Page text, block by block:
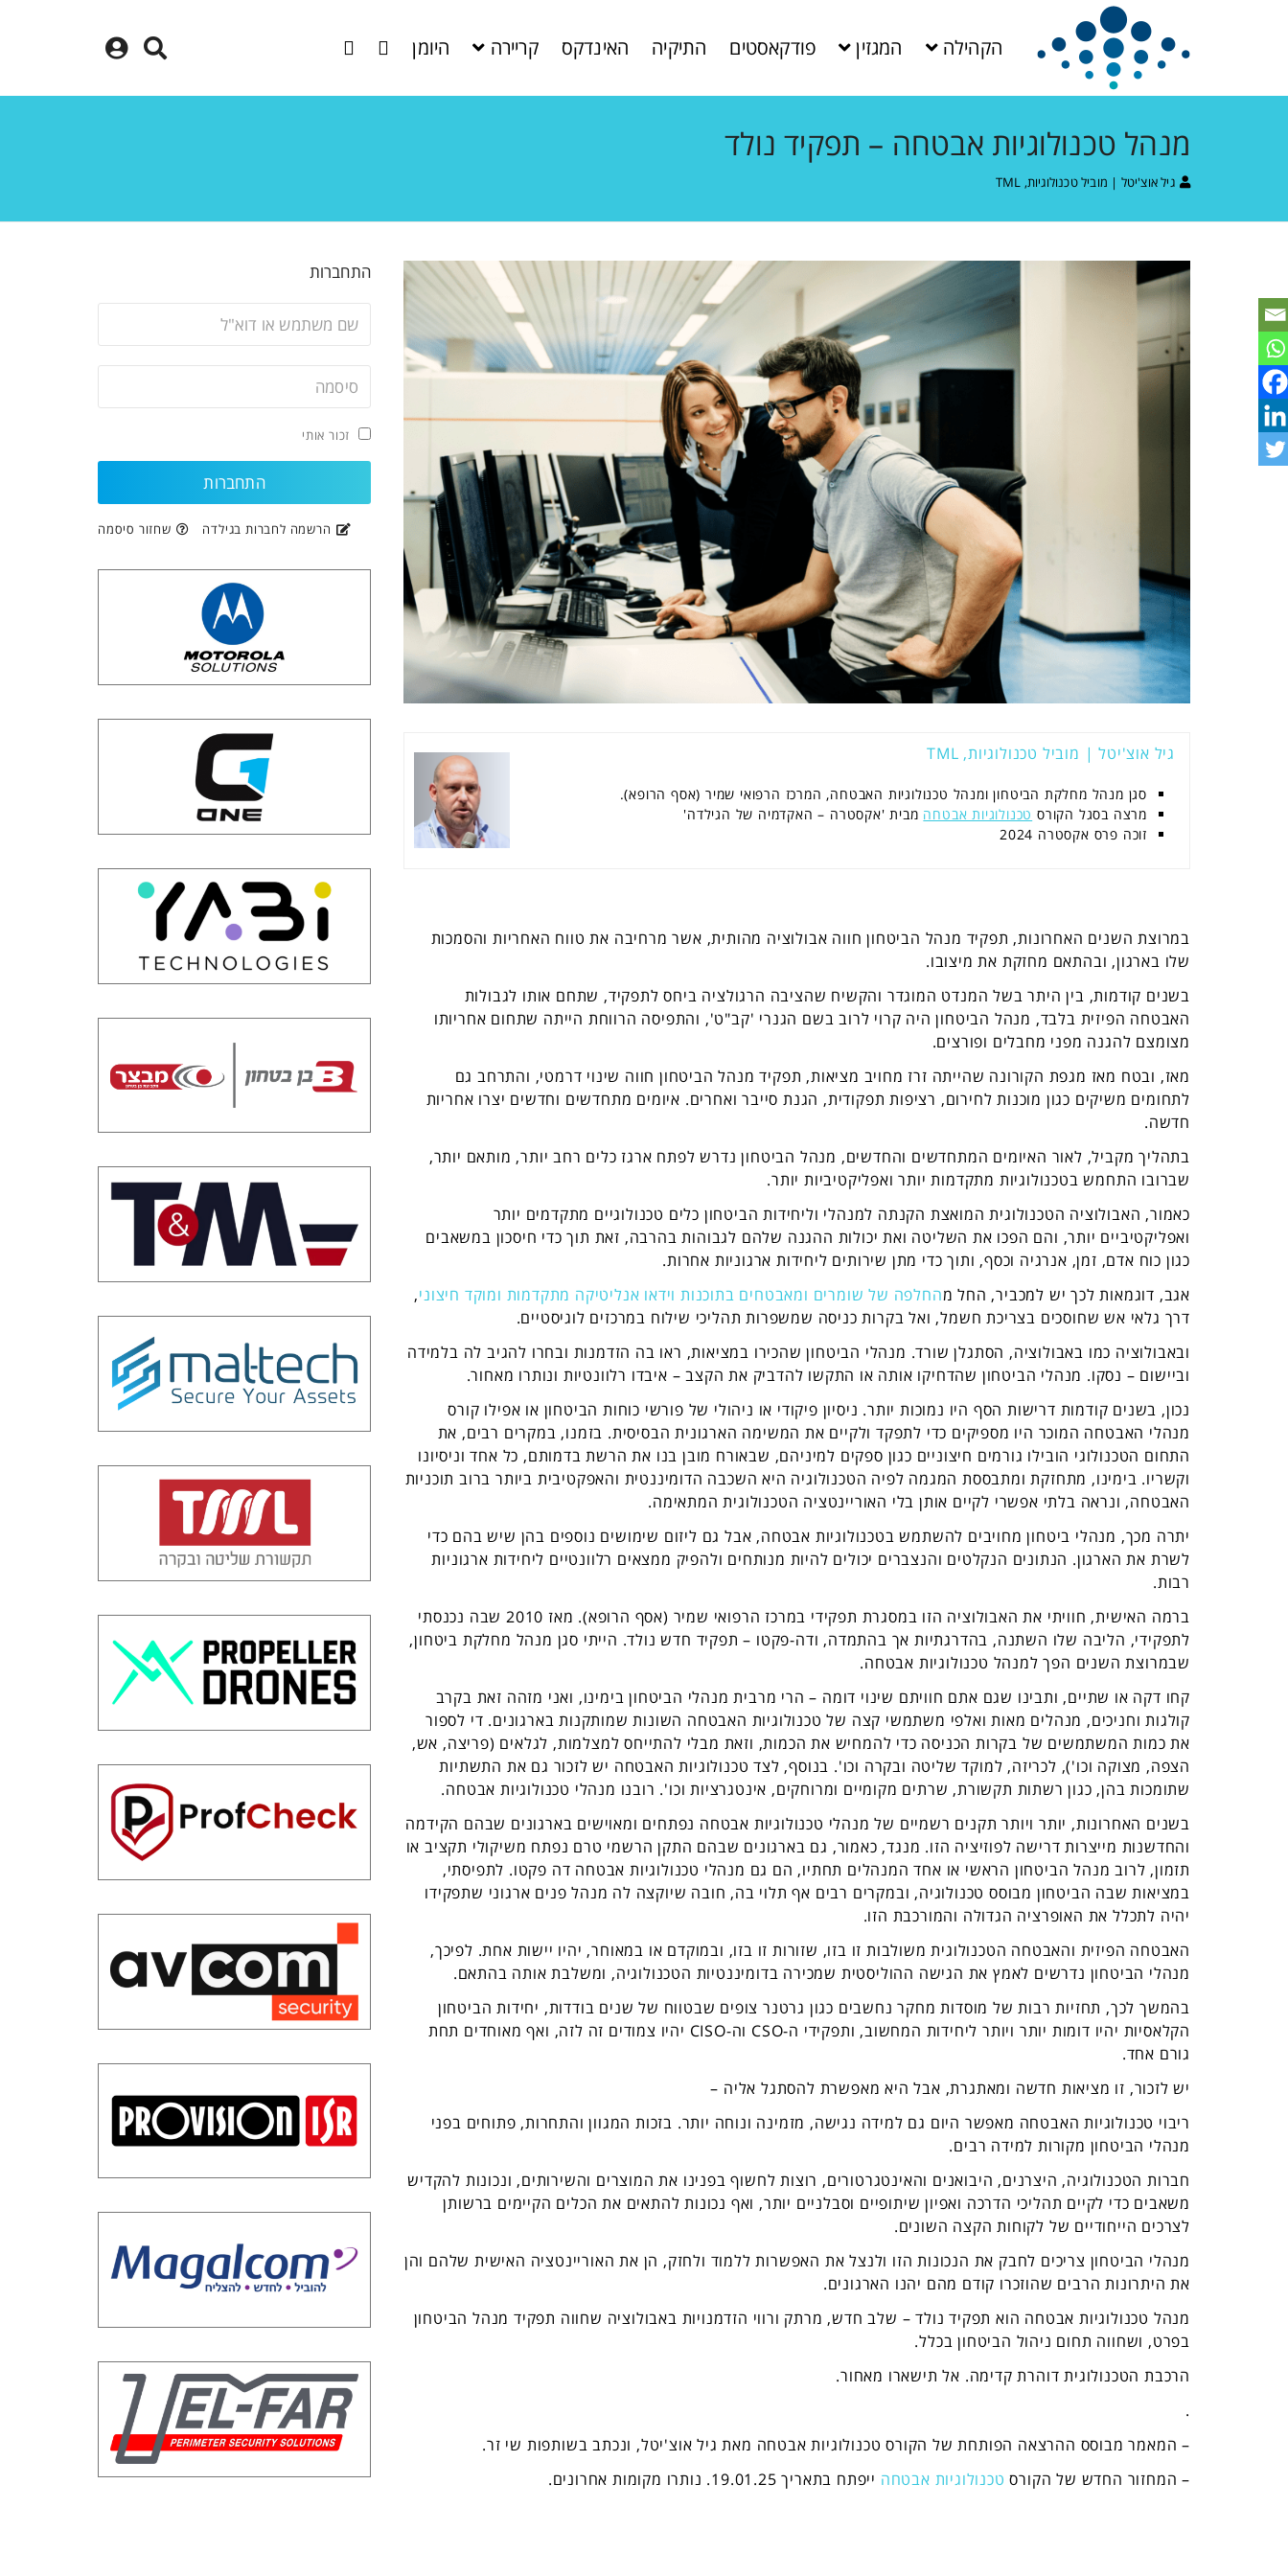
הקהילה המגזין פודקאסטים התיקיה האינדקס קריירה היומן
מנהל טכנולוגיות אבטחה – תפקיד נולד
גיל אוצ'יטל | מוביל טכנולוגיות, TML
גיל אוצ'יטל | מוביל טכנולוגיות, TML
סגן מנהל מחלקת הביטחון ומנהל טכנולוגיות האבטחה, המרכז הרפואי שמיר (אסף הרופא).
מרצה בסגל הקורס טכנולוגיות אבטחה מבית 'אקסטרה – האקדמיה של הגילדה'
זוכה פרס אקסטרה 2024
במרוצת השנים האחרונות, תפקיד מנהל הביטחון חווה אבולוציה מהותית, אשר מרחיבה את טווח האחריות והסמכות
שלו בארגון, ובהתאם מחזקת את מיצובו.
בשנים קודמות, בין היתר בשל המנדט המוגדר והקשיח שהציבה הרגולציה ביחס לתפקיד, שתחם אותו לגבולות
האבטחה הפיזית בלבד, מנהל הביטחון היה קרוי לרוב בשם הגנרי 'קב"ט', והתפיסה הרווחת הייתה שתחום אחריותו
מצומצם להגנה מפני מחבלים ופורצים.
מאז, ובטח מאז מגפת הקורונה שהייתה זרז מחויב מציאות, תפקיד מנהל הביטחון חווה שינוי דרמטי, והתרחב גם
לתחומים משיקים כגון מוכנות לחירום, רציפות תפקודית, הגנת סייבר ואחרים. איומים מתחדשים וחדשים יצרו אחריות
חדשה.
בתהליך מקביל, לאור האיומים המתחדשים והחדשים, מנהל הביטחון נדרש לפתח ארגז כלים רחב יותר, מותאם יותר,
שברובו התחמש בטכנולוגיות מתקדמות יותר ואפליקטיביות יותר.
כאמור, האבולוציה הטכנולוגית המואצת הקנתה למנהלי וליחידות הביטחון כלים טכנולוגיים מתקדמים יותר
ואפליקטיביים יותר, והם הפכו את השליטה ואת יכולות ההגנה שלהם לגבוהות בהרבה, זאת תוך כדי חיסכון במשאבים
כגון כוח אדם, זמן, אנרגיה וכסף, ותוך כדי מתן שירותים ליחידות ארגוניות אחרות.
אגב, דוגמאות לכך יש למכביר, החל מהחלפה של שומרים ומאבטחים בתוכנות וידאו אנליטיקה מתקדמות ומוקד חיצוני,
דרך גלאי אש שחוסכים בצריכת חשמל, ואל בקרות כניסה שמשפרות תהליכי שילוח במרכזים לוגיסטיים.
ובאבולוציה כמו באבולוציה, הסתגלן שורד. מנהלי הביטחון שהכירו במציאות, ראו בה הזדמנות ובחרו להגיב לה בלמידה
וביישום – נסקו. מנהלי הביטחון שהדחיקו אותה או התקשו להדביק את הקצב – איבדו רלוונטיות ונותרו מאחור.
נכון, בשנים קודמות דרישות הסף היו נמוכות יותר. ניסיון פיקודי או ניהולי של פורשי כוחות הביטחון או אפילו קורס
מנהלי האבטחה המוכר היו מספיקים כדי לתפקד ולקיים את המשימה הארגונית הבסיסית. בזמנו, במקרים רבים, את
התחום הטכנולוגי הובילו גורמים חיצוניים כגון ספקים למיניהם, שבאורח מובן בנו את הרשת בדמותם, כל אחד וניסיונו
וקשריו. בימינו, מתחזקת ומתבססת המגמה לפיה הטכנולוגיה היא השכבה הדומיננטית והאפקטיבית ביותר ברוב תוכניות
האבטחה, ונראה בלתי אפשרי לקיים אותן בלי האוריינטציה הטכנולוגית המתאימה.
יתרה מכך, מנהלי ביטחון מחויבים להשתמש בטכנולוגיות אבטחה, אבל גם ליזום שימושים נוספים בהן שיש בהם כדי
לשרת את הארגון. הנתונים הנקלטים והנצברים יכולים להיות מנותחים ולהפיק ממצאים רלוונטיים ליחידות ארגוניות
רבות.
ברמה האישית, חוויתי את האבולוציה הזו במסגרת תפקידי במרכז הרפואי שמיר (אסף הרופא). מאז 2010 שבה נכנסתי
לתפקידי, הליבה שלו השתנה, בהדרגתיות אך בהתמדה, ודה-פקטו – תפקיד חדש נולד. הייתי סגן מנהל מחלקת ביטחון,
שבמרוצת השנים הפך למנהל טכנולוגיות אבטחה.
קחו דקה או שתיים, ותבינו שגם אתם חוויתם שינוי דומה – הרי מרבית מנהלי הביטחון בימינו, ואני מזהה זאת בקרב
קולגות וחניכים, מנהלים מאות ואלפי משתמשי קצה של טכנולוגיות האבטחה השונות שמותקנות בארגונים. די לספור
את כמות המשתמשים של בקרות הכניסה כדי להמחיש את הכמות, וזאת מבלי להתייחס למצלמות, לגלאים (פריצה, אש,
הצפה, מצוקה וכו'), לכריזה, למוקד שליטה ובקרה וכו'. בנוסף, לצד טכנולוגיות האבטחה יש לזכור גם את התשתיות
שתומכות בהן, כגון רשתות תקשורת, שרתים מקומיים ומרוחקים, אינטגרציות וכו'. רובנו מנהלי טכנולוגיות אבטחה.
בשנים האחרונות, יותר ויותר תקנים רשמיים של מנהלי טכנולוגיות אבטחה נפתחים ומאוישים בארגונים שבהם הקידמה
והחדשנות מייצרות דרישה לפוזיציה הזו. מנגד, כאמור, גם בארגונים שבהם התקן הרשמי טרם נפתח משיקולי תקציב או
תזמון, לרוב מנהל הביטחון הראשי או אחד המנהלים תחתיו, הם גם מנהלי טכנולוגיות אבטחה דה פקטו. לתפיסתי,
במציאות שבה הביטחון מבוסס טכנולוגיה, ובמקרים רבים אף תלוי בה, חובה שיוקצה לה מנהל פנים ארגוני שתפקידו
יהיה לתכלל את האופרציה הגדולה והמורכבת הזו.
האבטחה הפיזית והאבטחה הטכנולוגית משולבות זו בזו, שזורות זו בזו, ובמוקדם או במאוחר, יהיו יישות אחת. לפיכך,
מנהלי הביטחון נדרשים לאמץ את הגישה ההוליסטית שמכירה בדומיננטיות הטכנולוגיה, ומשלבת אותה בהתאם.
בהמשך לכך, תחזיות רבות של מוסדות מחקר נחשבים כגון גרטנר צופים שבטווח של שנים בודדות, יחידות הביטחון
הקלאסיות יהיו דומות יותר ויותר ליחידות המחשוב, ותפקידי ה-CSO וה-CISO יהיו צמודים זה לזה, ואף מאוחדים תחת
גורם אחד.
יש לזכור, זו מציאות חדשה ומאתגרת, אבל היא מאפשרת להסתגל אליה –
ריבוי טכנולוגיות האבטחה מאפשר היום גם למידה נגישה, מזמינה ונוחה יותר. בזכות המגוון והתחרות, פתוחים בפני
מנהלי הביטחון מקורות למידה רבים.
חברות הטכנולוגיה, היצרנים, היבואנים והאינטגרטורים, רוצות לחשוף בפנינו את המוצרים והשירותים, ונכונות להקדיש
משאבים כדי לקיים תהליכי הדרכה ואפיון שיתופיים וסבלניים יותר, ואף נכונות להתאים את הכלים הקיימים ברשותן
לצרכים הייחודיים של לקוחות הקצה השונים.
מנהלי הביטחון צריכים לחבק את הנכונות הזו ולנצל את האפשרות ללמוד ולחזק, הן את האוריינטציה האישית שלהם והן
את היתרונות הרבים שהוזכרו קודם מהם יהנו הארגונים.
מנהל טכנולוגיות אבטחה הוא תפקיד נולד – שלב חדש, מרתק ורווי הזדמנויות באבולוציה שחווה תפקיד מנהל הביטחון
בפרט, ושחווה תחום ניהול הביטחון בכלל.
הרכבת הטכנולוגית דוהרת קדימה. אל תישארו מאחור.
.
– המאמר מבוסס ההרצאה הפותחת של הקורס טכנולוגיות אבטחה מאת גיל אוצ'יטל, ונכתב בשותפות שי זר.
– המחזור החדש של הקורס טכנולוגיות אבטחה ייפתח בתאריך 19.01.25. נותרו מקומות אחרונים.
התחברות
זכור אותי
הרשמה לחברות בגילדה שחזור סיסמה